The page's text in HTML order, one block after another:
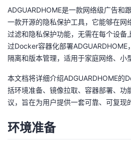
页
开
发
者
我
博
的
我
ADGUARDHOME是一款网络级广告和
一款开源的隐私保护工具，它能够在网
过滤和隐私保护功能，无需在每个设备
过Docker容器化部署ADGUARDHOME
隔离和版本管理，适用于家庭网络、小
本文档将详细介绍ADGUARDHOME的
括环境准备、镜像拉取、容器部署、功
议，旨在为用户提供一套可靠、可复现
环境准备